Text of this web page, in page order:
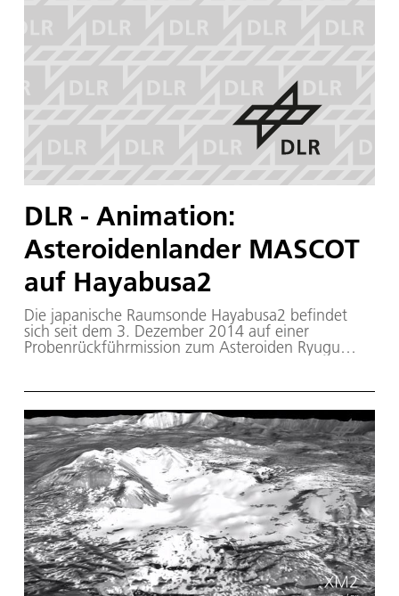
DLR - Animation:
Asteroidenlander MASCOT
auf Hayabusa2
Die japanische Raumsonde Hayabusa2 befindet
sich seit dem 3. Dezember 2014 auf einer
Probenrückführmission zum Asteroiden Ryugu
Zentrum für Luft- und Raumfahrt (DLR) in enger
Zusammenarbeit mit der französischen
Raumfahrtagentur CNES und der japanischen
Raumfahrtagentur JAXA gebaut. Ziel von
Hayabusa2 ist es, mehr über den Ursprung und die
Entwicklung unseres Sonnensystems zu erfahren.
Asteroiden gehören zu den ursprünglichsten
Himmelskörpern. Ihre Erforschung ermöglicht uns
einen Blick zurück in unsere kosmische
Vergangenheit. Aber nicht nur das: Ryugu gehört
zu einer häufig vorkommenden Klasse von
erdnahen Asteroiden. Diese stellen eine potentielle
Bedrohung für die Menschheit dar, die es zu